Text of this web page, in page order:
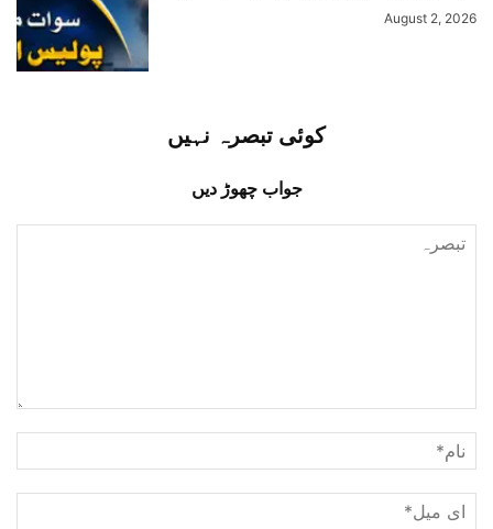
August 2, 2026
کوئی تبصرہ نہیں
جواب چھوڑ دیں